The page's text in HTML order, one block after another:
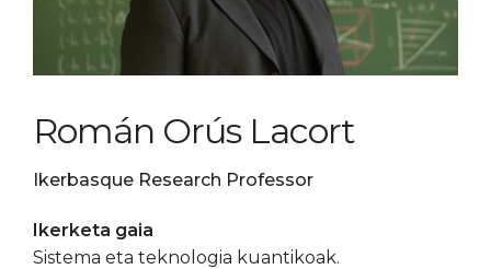
Román Orús Lacort
Ikerbasque Research Professor
Ikerketa gaia
Sistema eta teknologia kuantikoak.